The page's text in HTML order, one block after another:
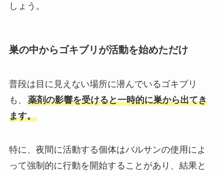
しょう。
巣の中からゴキブリが活動を始めただけ
普段は目に見えない場所に潜んでいるゴキブリ
も、 薬剤の影響を受けると一時的に巣から出てき
ます。
特に、夜間に活動する個体はバルサンの使用によ
って強制的に行動を開始することがあり、結果と